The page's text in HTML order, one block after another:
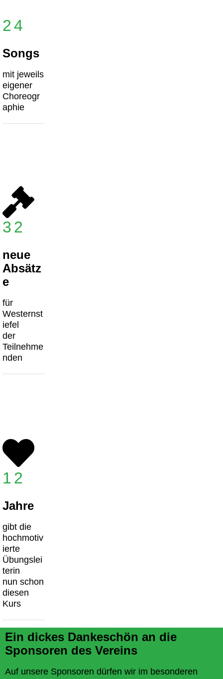
24
Songs
mit jeweils
eigener
Choreogr
aphie
32
neue
Absätz
e
für
Westernst
iefel
der
Teilnehme
nden
12
Jahre
gibt die
hochmotiv
ierte
Übungslei
terin
nun schon
diesen
Kurs
Ein dickes Dankeschön an die
Sponsoren des Vereins
Auf unsere Sponsoren dürfen wir im besonderen